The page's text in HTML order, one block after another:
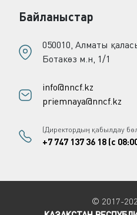
Байланыстар
050010, Алматы
Ботакөз м.н, 1/1
info@nncf.kz
priemnaya@nncf.kz
(Директордың қабылдау
+7 747 137 36 18 (с
© 2017-